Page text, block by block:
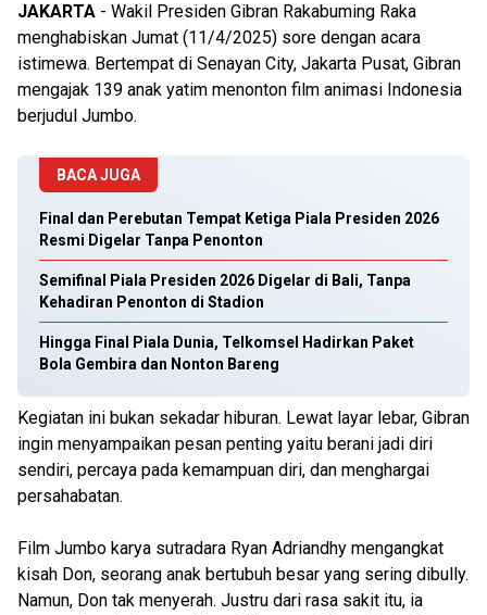
JAKARTA - Wakil Presiden Gibran Rakabuming Raka
menghabiskan Jumat (11/4/2025) sore dengan acara
istimewa. Bertempat di Senayan City, Jakarta Pusat, Gibran
mengajak 139 anak yatim menonton film animasi Indonesia
berjudul Jumbo.
BACA JUGA
Final dan Perebutan Tempat Ketiga Piala Presiden 2026
Resmi Digelar Tanpa Penonton
Semifinal Piala Presiden 2026 Digelar di Bali, Tanpa
Kehadiran Penonton di Stadion
Hingga Final Piala Dunia, Telkomsel Hadirkan Paket
Bola Gembira dan Nonton Bareng
Kegiatan ini bukan sekadar hiburan. Lewat layar lebar, Gibran
ingin menyampaikan pesan penting yaitu berani jadi diri
sendiri, percaya pada kemampuan diri, dan menghargai
persahabatan.
Film Jumbo karya sutradara Ryan Adriandhy mengangkat
kisah Don, seorang anak bertubuh besar yang sering dibully.
Namun, Don tak menyerah. Justru dari rasa sakit itu, ia